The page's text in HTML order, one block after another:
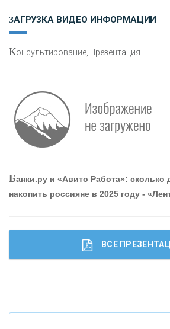
Работа мечты. Что банки делают
привлечь и удержать персонал
Что будет с наличными
ЗАГРУЗКА ВИДЕО ИНФОРМАЦИИ
Консультирование, Презентация
Банки.ру и «Авито Работа»: сколько
накопить россияне в 2025 году -
ВСЕ